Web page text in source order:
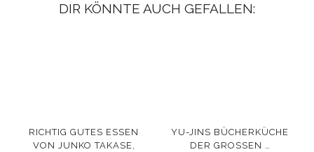
DIR KÖNNTE AUCH GEFALLEN:
RICHTIG GUTES ESSEN
VON JUNKO TAKASE,
YU-JINS BÜCHERKÜCHE
DER GROSSEN …